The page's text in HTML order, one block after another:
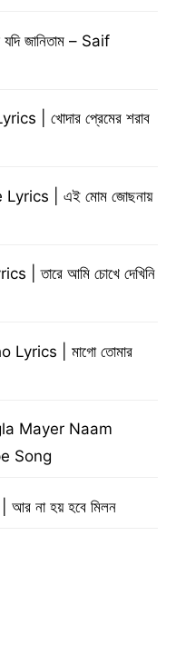
জানিতাম – Saif
| খোদার প্রেমের শরাব
| এই মোম জোছনায়
তারে আমি চোখে দেখিনি
| মাগো তোমার
Mayer Naam
Song
না হয় হবে মিলন